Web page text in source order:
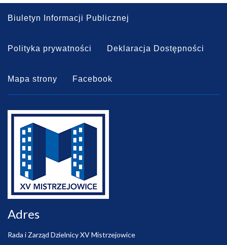
Biuletyn Informacji Publicznej
Polityka prywatności Deklaracja Dostępności
Mapa strony Facebook
Adres
Rada i Zarząd Dzielnicy XV Mistrzejowice